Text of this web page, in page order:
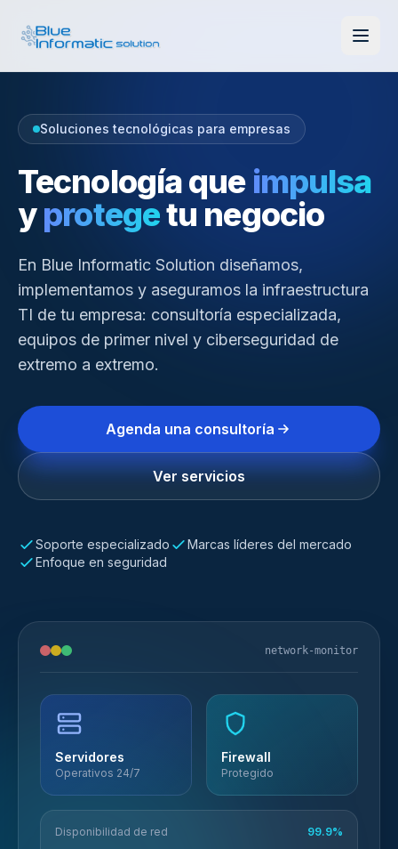
Soluciones tecnológicas para empresas
Tecnología que impulsa
yprotegetu negocio
En Blue Informatic Solution diseñamos,
implementamos y aseguramos la infraestructura
TI de tu empresa: consultoría especializada,
equipos de primer nivel y ciberseguridad de
extremo a extremo.
Agenda una consultoría
Ver servicios
Soporte especializado
Marcas líderes del mercado
Enfoque en seguridad
network-monitor
Servidores
Operativos 24/7
Firewall
Protegido
Disponibilidad de red 99.9%